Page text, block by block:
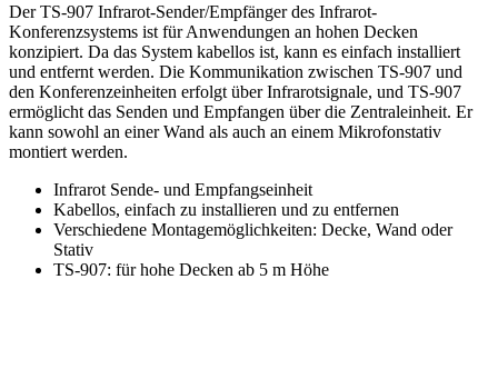
Der TS-907 Infrarot-Sender/Empfänger des Infrarot-
Konferenzsystems ist für Anwendungen an hohen Decken
konzipiert. Da das System kabellos ist, kann es einfach installiert
und entfernt werden. Die Kommunikation zwischen TS-907 und
den Konferenzeinheiten erfolgt über Infrarotsignale, und TS-907
ermöglicht das Senden und Empfangen über die Zentraleinheit. Er
kann sowohl an einer Wand als auch an einem Mikrofonstativ
montiert werden.
Infrarot Sende- und Empfangseinheit
Kabellos, einfach zu installieren und zu entfernen
Verschiedene Montagemöglichkeiten: Decke, Wand oder
Stativ
TS-907: für hohe Decken ab 5 m Höhe